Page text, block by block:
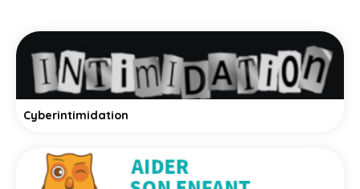
Cyberintimidation